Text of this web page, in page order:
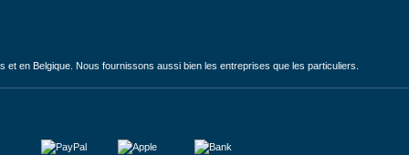
en Belgique. Nous fournissons aussi bien les entreprises que les particuliers.